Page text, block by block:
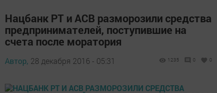
Нацбанк РТ и АСВ разморозили средства
предпринимателей, поступившие на
счета после моратория
Автор, 28 декабря 2016 - 05:31 1235 0 0